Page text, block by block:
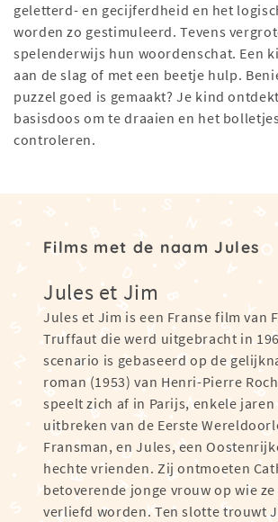
geletterd- en gecijferdheid en het
worden zo gestimuleerd. Tevens
spelenderwijs hun woordenschat. Een
aan de slag of met een beetje hulp.
puzzel goed is gemaakt? Je kind
basisdoos om te draaien en het
controleren.
Films met de naam Jules
Jules et Jim
Jules et Jim is een Franse film van
Truffaut die werd uitgebracht in
scenario is gebaseerd op de
roman (1953) van Henri-Pierre
speelt zich af in Parijs, enkele
uitbreken van de Eerste
Fransman, en Jules, een
hechte vrienden. Zij ontmoeten
betoverende jonge vrouw op wie
verliefd worden. Ten slotte trouwt